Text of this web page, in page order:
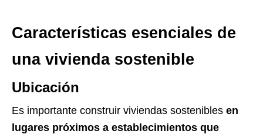
Características esenciales de
una vivienda sostenible
Ubicación
Es importante construir viviendas sostenibles en
lugares próximos a establecimientos que